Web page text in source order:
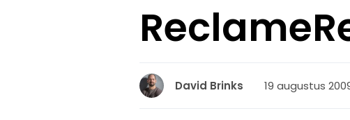
David Brinks 19 augustus